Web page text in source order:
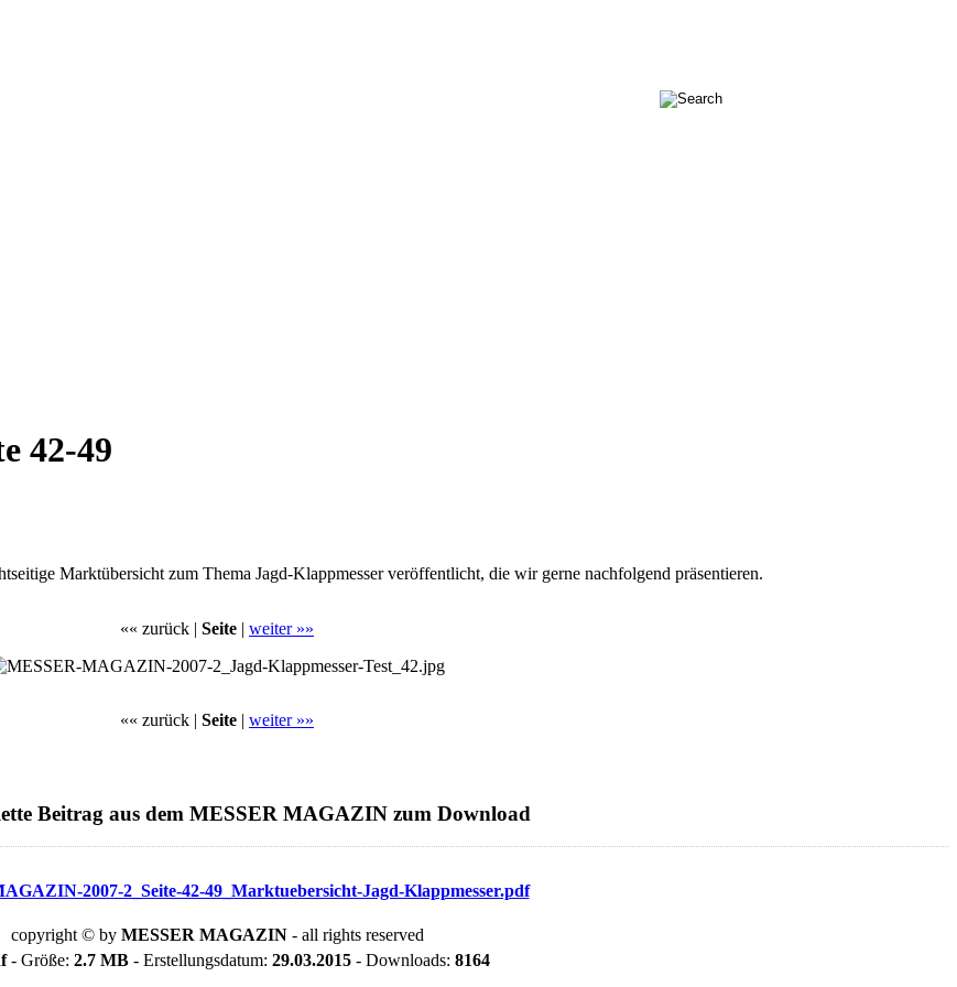
42-49
Marktübersicht zum Thema Jagd-Klappmesser veröffentlicht, die wir gerne nachfolgend präsentieren.
«« zurück | Seite | weiter »»
«« zurück | Seite | weiter »»
Beitrag aus dem MESSER MAGAZIN zum Download
2007-2_Seite-42-49_Marktuebersicht-Jagd-Klappmesser.pdf
copyright © by MESSER MAGAZIN- all rights reserved
- Größe: 2.7 MB- Erstellungsdatum: 29.03.2015- Downloads: 8164